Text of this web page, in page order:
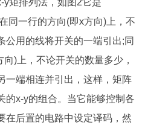
同一行的方向(即x方向)上，不
公用的线将开关的一端引出;同
)上，不论开关的数量多少，
一端相连并引出，这样，矩阵
的x-y的组合。当它能够控制各
在后置的电路中设定译码，然